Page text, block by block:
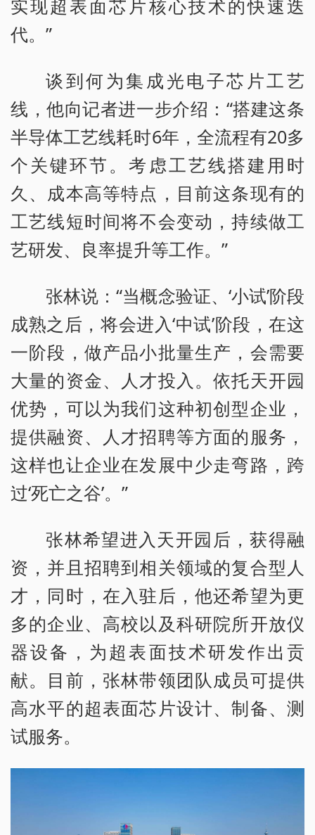
实现超表面芯片核心技术的快速迭
代。”
谈到何为集成光电子芯片工艺
线，他向记者进一步介绍：“搭建这条
半导体工艺线耗时6年，全流程有20多
个关键环节。考虑工艺线搭建用时
久、成本高等特点，目前这条现有的
工艺线短时间将不会变动，持续做工
艺研发、良率提升等工作。”
张林说：“当概念验证、‘小试’阶段
成熟之后，将会进入‘中试’阶段，在这
一阶段，做产品小批量生产，会需要
大量的资金、人才投入。依托天开园
优势，可以为我们这种初创型企业，
提供融资、人才招聘等方面的服务，
这样也让企业在发展中少走弯路，跨
过‘死亡之谷’。”
张林希望进入天开园后，获得融
资，并且招聘到相关领域的复合型人
才，同时，在入驻后，他还希望为更
多的企业、高校以及科研院所开放仪
器设备，为超表面技术研发作出贡
献。目前，张林带领团队成员可提供
高水平的超表面芯片设计、制备、测
试服务。